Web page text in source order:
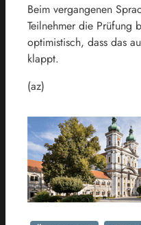
Beim vergangenen
Teilnehmer die Prüfung
optimistisch, dass das
klappt.
(az)